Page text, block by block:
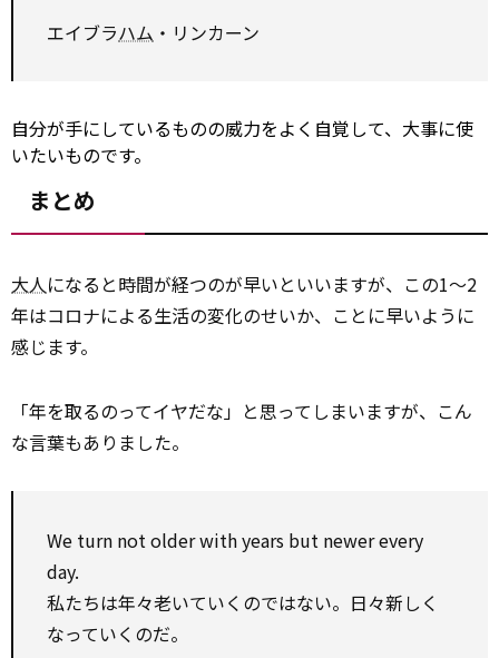
エイブラハム ・リンカーン
自分が手にしているものの威力をよく自覚して、大事に使
いたいものです。
まとめ
大人になると時間が経つのが早いといいますが、この1～2
年はコロナによる生活の変化のせいか、ことに早いように
感じます。
「年を取るのってイヤだな」と思ってしまいますが、こん
な言葉もありました。
We turn not olderwithyears but newer every
day.
私たちは年々老いていくのではない。日々新しく
なっていくのだ。